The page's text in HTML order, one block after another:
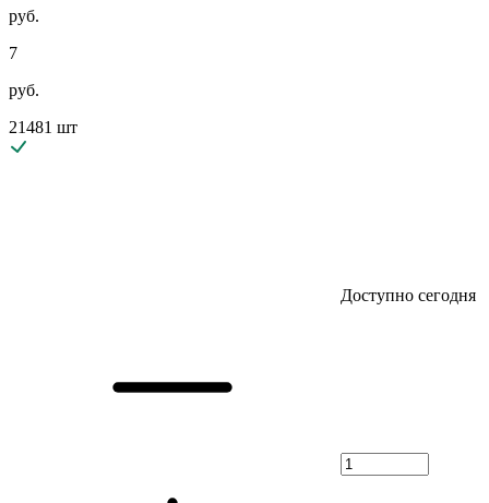
руб.
7
руб.
21481 шт
Доступно сегодня